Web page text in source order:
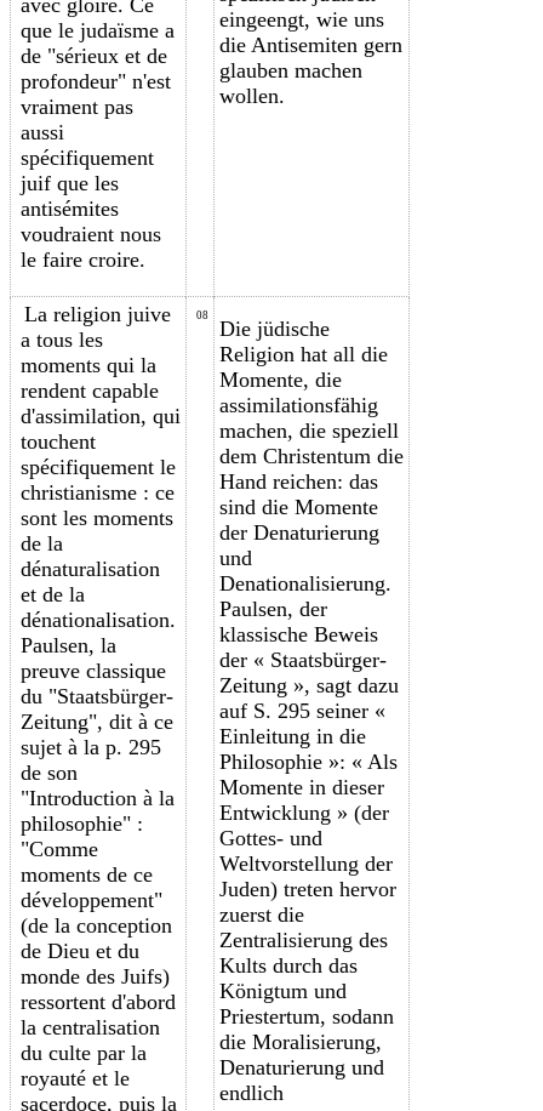
que le judaïsme a
de "sérieux et de
profondeur" n'est
vraiment pas
aussi
spécifiquement
juif que les
antisémites
voudraient nous
le faire croire.
eingeengt, wie uns
die Antisemiten gern
glauben machen
wollen.
La religion juive
a tous les
moments qui la
rendent capable
d'assimilation, qui
touchent
spécifiquement le
christianisme : ce
sont les moments
de la
dénaturalisation
et de la
dénationalisation.
Paulsen, la
preuve classique
du "Staatsbürger-
Zeitung", dit à ce
sujet à la p. 295
de son
"Introduction à la
philosophie" :
"Comme
moments de ce
développement"
(de la conception
de Dieu et du
monde des Juifs)
ressortent d'abord
la centralisation
du culte par la
royauté et le
sacerdoce, puis la
08
Die jüdische
Religion hat all die
Momente, die
assimilationsfähig
machen, die speziell
dem Christentum die
Hand reichen: das
sind die Momente
der Denaturierung
und
Denationalisierung.
Paulsen, der
klassische Beweis
der « Staatsbürger-
Zeitung », sagt dazu
auf S. 295 seiner «
Einleitung in die
Philosophie »: « Als
Momente in dieser
Entwicklung » (der
Gottes- und
Weltvorstellung der
Juden) treten hervor
zuerst die
Zentralisierung des
Kults durch das
Königtum und
Priestertum, sodann
die Moralisierung,
Denaturierung und
endlich